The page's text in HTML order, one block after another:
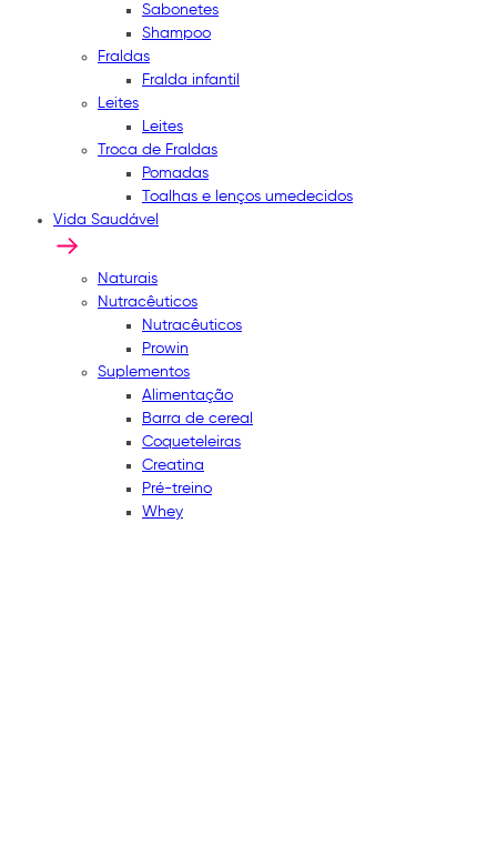
Sabonetes
Shampoo
Fraldas
Fralda infantil
Leites
Leites
Troca de Fraldas
Pomadas
Toalhas e lenços umedecidos
Vida Saudável
Naturais
Nutracêuticos
Nutracêuticos
Prowin
Suplementos
Alimentação
Barra de cereal
Coqueteleiras
Creatina
Pré-treino
Whey